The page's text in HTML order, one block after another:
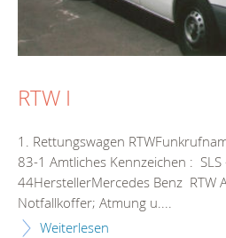
RTW I
1. Rettungswagen
83-1 Amtliches Kennzeichen : SLS
44HerstellerMercedes Benz RTW
Notfallkoffer; Atmung u....
Weiterlesen